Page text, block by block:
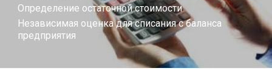
Определение остаточной стоимости
Независимая оценка для списания с баланса
предприятия